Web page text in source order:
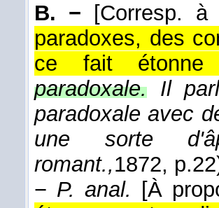
B. −
[Corresp.
paradoxes, des
ce fait étonne
paradoxale. Il
paradoxale avec
une sorte
romant.,1872,
− P. anal.
[À